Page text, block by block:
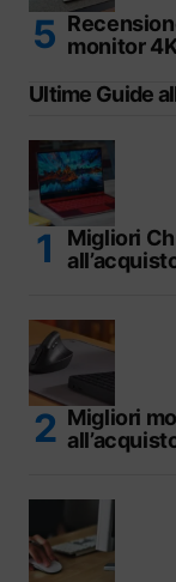
monitor
Ultime Guide
Migliori
Migliori